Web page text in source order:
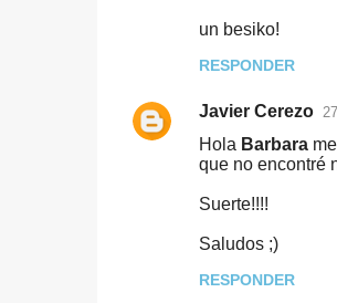
un besiko!
RESPONDER
Javier Cerezo
Hola Barbarame
que no encontré
Suerte!!!!
Saludos ;)
RESPONDER